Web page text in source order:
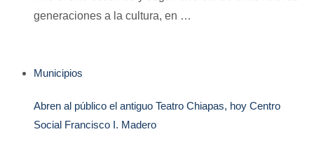
generaciones a la cultura, en …
Municipios
Abren al público el antiguo Teatro Chiapas, hoy Centro
Social Francisco I. Madero